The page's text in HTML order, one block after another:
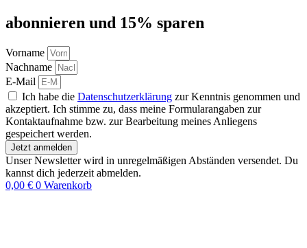
abon­nie­ren und 15% sparen
Vorname
Nachname
E-Mail
Ich habe die Datenschutzerklärung zur Kenntnis genommen und
akzeptiert. Ich stimme zu, dass meine Formularangaben zur
Kontaktaufnahme bzw. zur Bearbeitung meines Anliegens
gespeichert werden.
Jetzt anmelden
Unser Newsletter wird in unregelmäßigen Abständen versendet. Du
kannst dich jederzeit abmelden.
0,00 € 0 Warenkorb